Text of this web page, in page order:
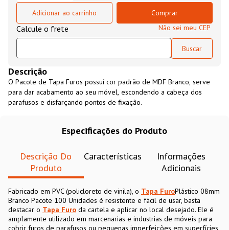
Adicionar ao carrinho
Comprar
Não sei meu CEP
Descrição
O Pacote de Tapa Furos possuí cor padrão de MDF Branco, serve
para dar acabamento ao seu móvel, escondendo a cabeça dos
parafusos e disfarçando pontos de fixação.
Especificações do Produto
Descrição Do
Produto
Características
Informações
Adicionais
Fabricado em PVC (policloreto de vinila), o Tapa FuroPlástico 08mm
Branco Pacote 100 Unidades é resistente e fácil de usar, basta
destacar o Tapa Furo da cartela e aplicar no local desejado. Ele é
amplamente utilizado em marcenarias e industrias de móveis para
cobrir furos de parafusos ou pequenas imperfeições em superfícies